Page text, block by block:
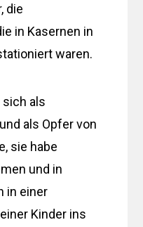
die
in Kasernen in
waren.
sich als
als Opfer von
sie habe
und in
in einer
Kinder ins